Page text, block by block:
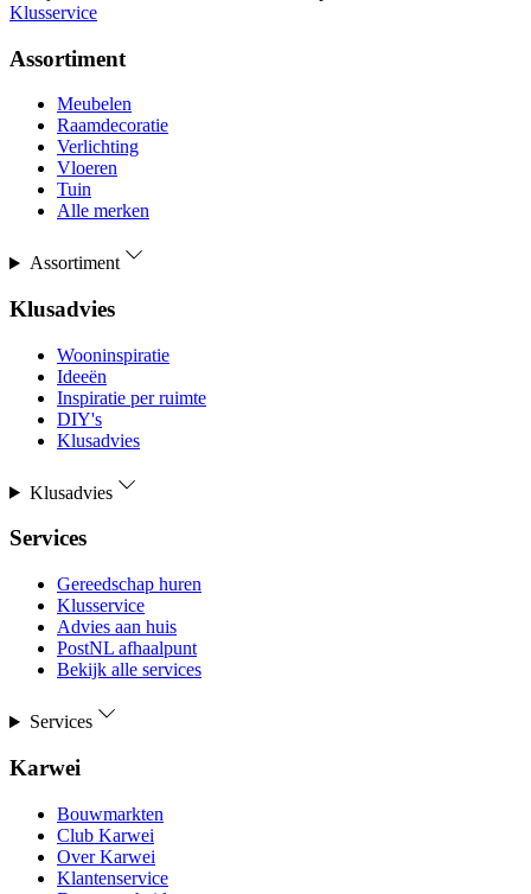
Klusservice
Assortiment
Meubelen
Raamdecoratie
Verlichting
Vloeren
Tuin
Alle merken
Assortiment
Klusadvies
Wooninspiratie
Ideeën
Inspiratie per ruimte
DIY's
Klusadvies
Klusadvies
Services
Gereedschap huren
Klusservice
Advies aan huis
PostNL afhaalpunt
Bekijk alle services
Services
Karwei
Bouwmarkten
Club Karwei
Over Karwei
Klantenservice